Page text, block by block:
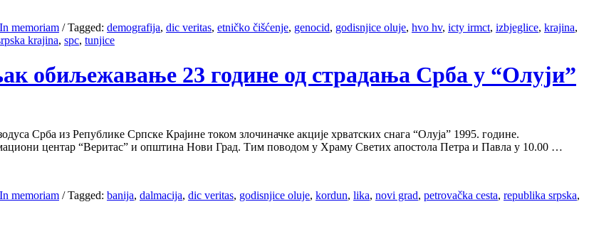
memoriam /Tagged: demografija, dic veritas, etničko čišćenje, genocid, godisnjice oluje, hvo hv, icty irmct, izbjeglice, krajina,
krajina, spc, tunjice
обиљежавање 23 године од страдања Срба у “Олуји”
Срба из Републике Српске Крајине током злочиначке акције хрватских снага “Олуја” 1995. године.
центар “Веритас” и општина Нови Град. Тим поводом у Храму Светих апостола Петра и Павла у 10.00 …
memoriam /Tagged: banija, dalmacija, dic veritas, godisnjice oluje, kordun, lika, novi grad, petrovačka cesta, republika srpska,